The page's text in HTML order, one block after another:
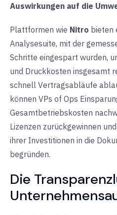
Auswirkungen auf die
Plattformen wie Nitro bieten
Analysesuite, mit der
Schritte eingespart wurden,
und Druckkosten insgesamt
schnell Vertragsabläufe
können VPs of Ops
Gesamtbetriebskosten
Lizenzen zurückgewinnen
ihrer Investitionen in die
begründen.
Die